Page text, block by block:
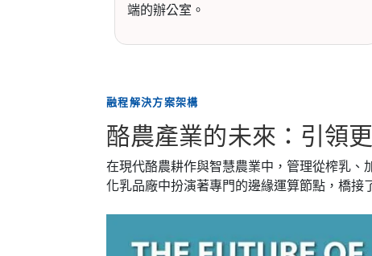
端的辦公室。
融程解決方案架構
酪農產業的未來：引領
在現代酪農耕作與智慧農業中，管理從榨乳
化乳品廠中扮演著專門的邊緣運算節點，橋接